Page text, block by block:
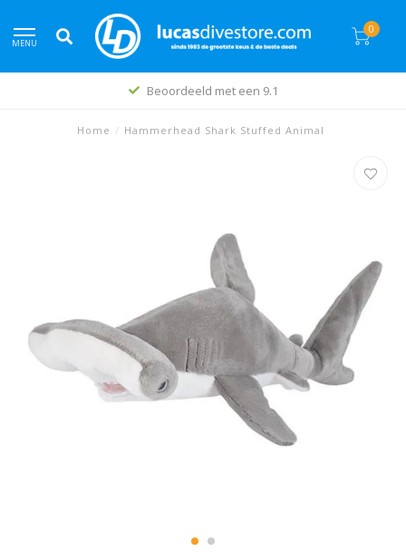
MENU
0
Beoordeeld met een 9.1
Home / Hammerhead Shark Stuffed Animal